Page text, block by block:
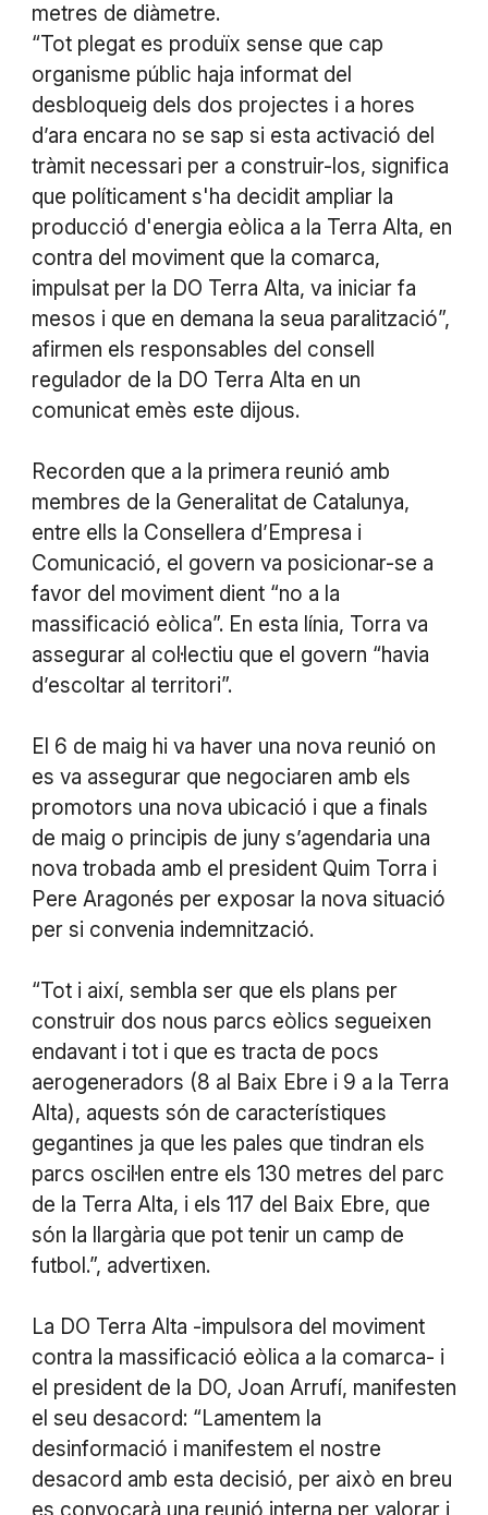
metres de diàmetre.
“Tot plegat es produïx sense que cap
organisme públic haja informat del
desbloqueig dels dos projectes i a hores
d’ara encara no se sap si esta activació del
tràmit necessari per a construir-los, significa
que políticament s'ha decidit ampliar la
producció d'energia eòlica a la Terra Alta, en
contra del moviment que la comarca,
impulsat per la DO Terra Alta, va iniciar fa
mesos i que en demana la seua paralització”,
afirmen els responsables del consell
regulador de la DO Terra Alta en un
comunicat emès este dijous.
Recorden que a la primera reunió amb
membres de la Generalitat de Catalunya,
entre ells la Consellera d’Empresa i
Comunicació, el govern va posicionar-se a
favor del moviment dient “no a la
massificació eòlica”. En esta línia, Torra va
assegurar al col·lectiu que el govern “havia
d’escoltar al territori”.
El 6 de maig hi va haver una nova reunió on
es va assegurar que negociaren amb els
promotors una nova ubicació i que a finals
de maig o principis de juny s’agendaria una
nova trobada amb el president Quim Torra i
Pere Aragonés per exposar la nova situació
per si convenia indemnització.
“Tot i així, sembla ser que els plans per
construir dos nous parcs eòlics segueixen
endavant i tot i que es tracta de pocs
aerogeneradors (8 al Baix Ebre i 9 a la Terra
Alta), aquests són de característiques
gegantines ja que les pales que tindran els
parcs oscil·len entre els 130 metres del parc
de la Terra Alta, i els 117 del Baix Ebre, que
són la llargària que pot tenir un camp de
futbol.”, advertixen.
La DO Terra Alta -impulsora del moviment
contra la massificació eòlica a la comarca- i
el president de la DO, Joan Arrufí, manifesten
el seu desacord: “Lamentem la
desinformació i manifestem el nostre
desacord amb esta decisió, per això en breu